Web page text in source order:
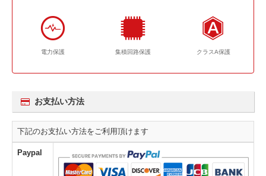
電力保護 集積回路保護 クラスA保護
お支払い方法
下記のお支払い方法をご利用頂けます
Paypal